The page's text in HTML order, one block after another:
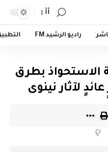
أأ
راديو الرشيد FM
الاستحواذ بطرق
لآثار نينوى